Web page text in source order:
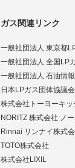
ガス関連リンク
一般社団法人 東京都
一般社団法人 全国LP
一般社団法人 石油情
日本LPガス団体協議会
株式会社トーヨーキ
NORITZ 株式会社 ノ
Rinnai リンナイ株式
TOTO株式会社
株式会社LIXIL